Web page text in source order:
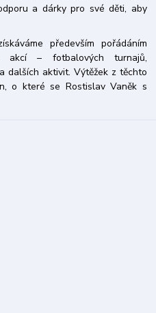
a dárky pro své děti, aby
především pořádáním
akcí – fotbalových turnajů,
dalších aktivit. Výtěžek z těchto
o které se Rostislav Vaněk s